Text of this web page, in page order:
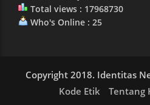
Total views : 17968730
Who's Online : 25
Copyright 2018. Identitas
Kode Etik
Tentang